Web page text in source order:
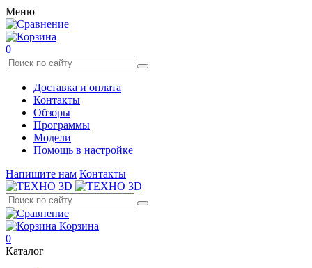
Меню
0
Доставка и оплата
Контакты
Обзоры
Программы
Модели
Помощь в настройке
Напишите нам Контакты
Корзина
0
Каталог